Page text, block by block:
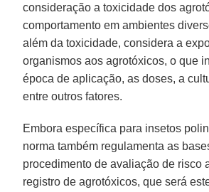
consideração a toxicidade dos
comportamento em ambientes
além da toxicidade, considera a
organismos aos agrotóxicos, o que
época de aplicação, as doses, a
entre outros fatores.
Embora específica para insetos
norma também regulamenta as
procedimento de avaliação de risco
registro de agrotóxicos, que será